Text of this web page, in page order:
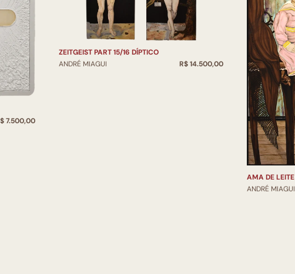
7.500,00
ZEITGEIST PART 15/16 DÍPTICO
ANDRÉ MIAGUI
R$ 14.500,00
AMA DE LEITE
ANDRÉ MIAGUI